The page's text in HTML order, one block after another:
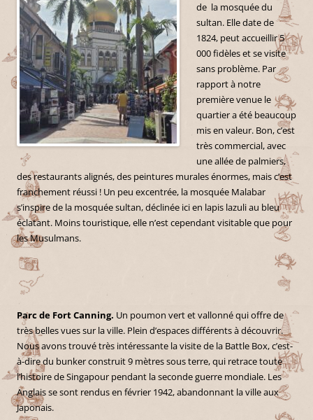
de la mosquée du
sultan. Elle date de
1824, peut accueillir 5
000 fidèles et se visite
sans problème. Par
rapport à notre
première venue le
quartier a été beaucoup
mis en valeur. Bon, c’est
très commercial, avec
une allée de palmiers,
des restaurants alignés, des peintures murales énormes, mais c’est
franchement réussi ! Un peu excentrée, la mosquée Malabar
s’inspire de la mosquée sultan, déclinée ici en lapis lazuli au bleu
éclatant. Moins touristique, elle n’est cependant visitable que pour
les Musulmans.
Parc de Fort Canning. Un poumon vert et vallonné qui offre de
très belles vues sur la ville. Plein d’espaces différents à découvrir.
Nous avons trouvé très intéressante la visite de la Battle Box, c’est-
à-dire du bunker construit 9 mètres sous terre, qui retrace toute
l’histoire de Singapour pendant la seconde guerre mondiale. Les
Anglais se sont rendus en février 1942, abandonnant la ville aux
Japonais.